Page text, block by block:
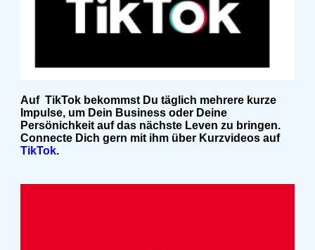
Auf TikTok bekommst Du täglich mehrere kurze
Impulse, um Dein Business oder Deine
Persönichkeit auf das nächste Leven zu bringen.
Connecte Dich gern mit ihm über Kurzvideos auf
TikTok.